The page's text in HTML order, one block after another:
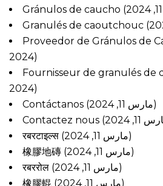
Gránulos de caucho
Granulés de caoutchouc
Proveedor de Gránulos de
2024)
Fournisseur de granulés de
2024)
Contáctanos
(مارس 11, 2024)
Contactez nous
रबरटाइल्स
(مارس 11, 2024)
橡膠地磚
(مارس 11, 2024)
रबररोल
(مارس 11, 2024)
橡膠輥
(مارس 11, 2024)